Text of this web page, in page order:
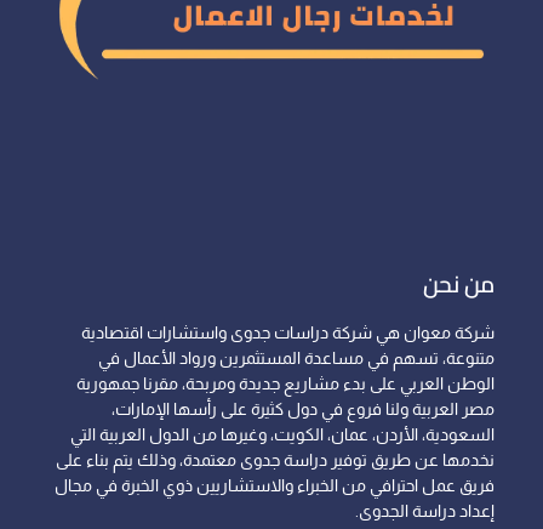
من نحن
شركة معوان هي شركة دراسات جدوى واستشارات اقتصادية
متنوعة، تسهم في مساعدة المستثمرين ورواد الأعمال في
الوطن العربي على بدء مشاريع جديدة ومربحة، مقرنا جمهورية
مصر العربية ولنا فروع في دول كثيرة على رأسها الإمارات،
السعودية، الأردن، عمان، الكويت، وغيرها من الدول العربية التي
نخدمها عن طريق توفير دراسة جدوى معتمدة، وذلك يتم بناء على
فريق عمل احترافي من الخبراء والاستشاريين ذوي الخبرة في مجال
إعداد دراسة الجدوى.